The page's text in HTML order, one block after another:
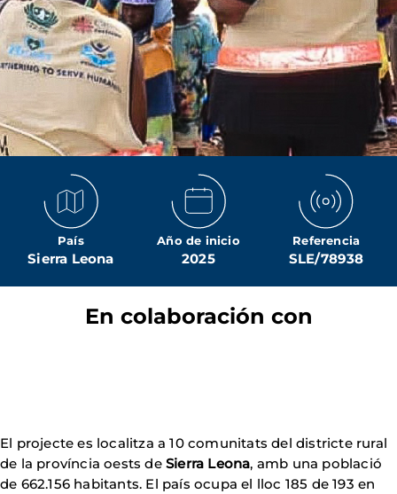
País
Sierra Leona
Año de inicio
2025
Referencia
SLE/78938
En colaboración con
El projecte es localitza a 10 comunitats del districte rural
de la província oests de Sierra Leona, amb una població
de 662.156 habitants. El país ocupa el lloc 185 de 193 en